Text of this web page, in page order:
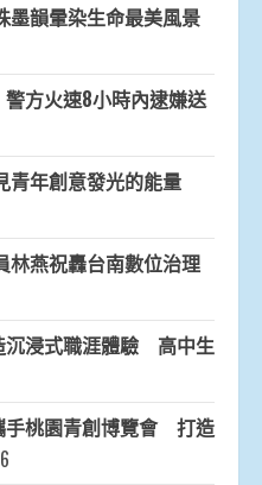
墨韻暈染生命最美風景
方火速8小時內逮嫌送
年創意發光的能量
林燕祝轟台南數位治理
沉浸式職涯體驗 高中生
手桃園青創博覽會 打造